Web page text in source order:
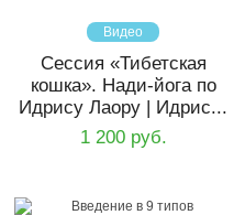
Видео
Сессия «Тибетская
кошка». Нади-йога по
Идрису Лаору | Идрис...
1 200 руб.